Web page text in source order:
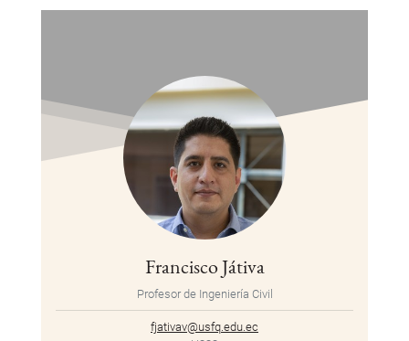
Francisco Játiva
Profesor de Ingeniería Civil
fjativav@usfq.edu.ec